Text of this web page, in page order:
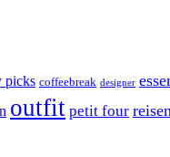
picks coffeebreak designer
outfit petit four